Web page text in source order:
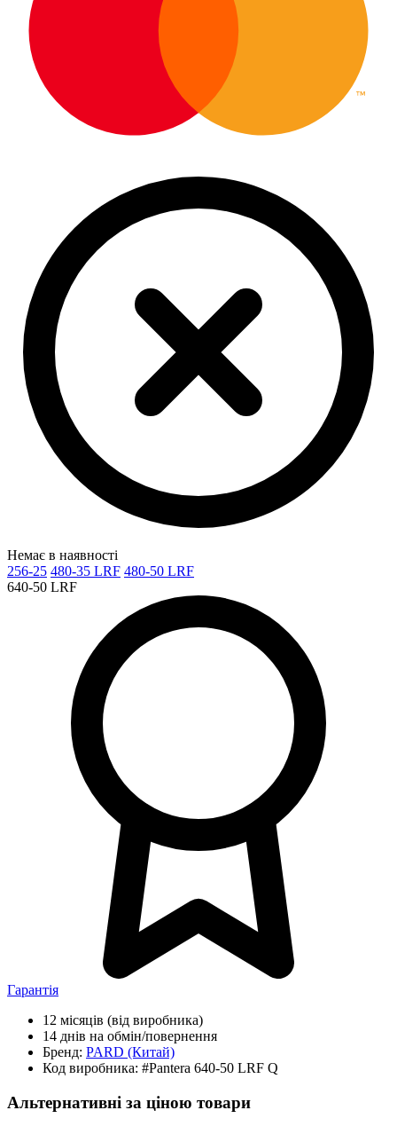
Немає в наявності
256-25 480-35 LRF 480-50 LRF
640-50 LRF
Гарантія
12 місяців (від виробника)
14 днів на обмін/повернення
Бренд: PARD (Китай)
Код виробника: #Pantera 640-50 LRF Q
Альтернативні за ціною товари